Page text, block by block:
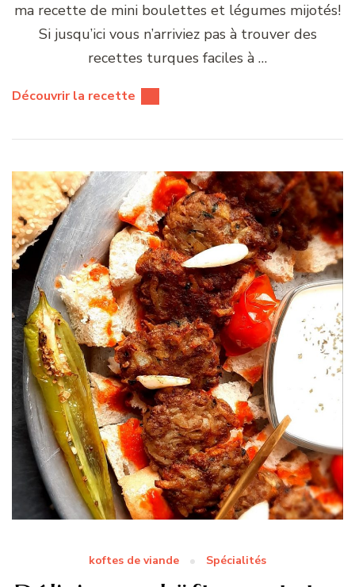
ma recette de mini boulettes et légumes mijotés!
Si jusqu’ici vous n’arriviez pas à trouver des
recettes turques faciles à …
Découvrir la recette
koftes de viande Spécialités